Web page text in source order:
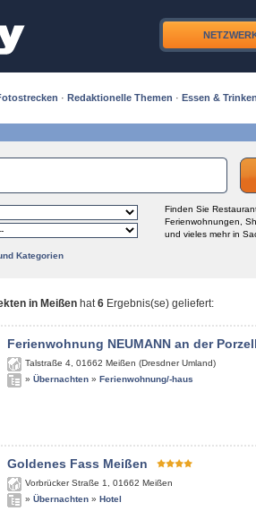
· Redaktionelle Themen · Essen &
Finden Sie
Ferienwohnungen,
und vieles mehr in
Kategorien
in Meißen hat6 Ergebnis(se) geliefert:
Ferienwohnung NEUMANN an der
Talstraße 4 01662 Meißen (Dresdner Umland)
» Übernachten » Ferienwohnung/-haus
Goldenes Fass Meißen
Vorbrücker Straße 1 01662 Meißen
» Übernachten » Hotel